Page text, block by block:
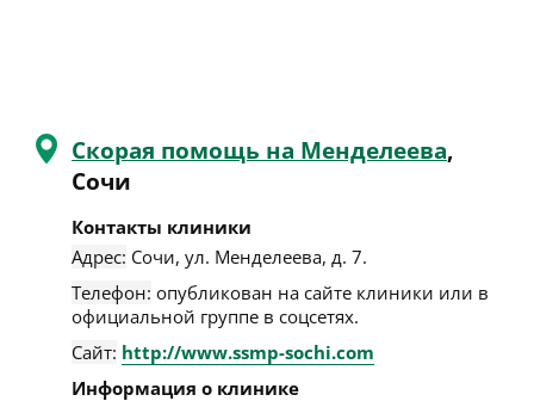
Скорая помощь на Менделеева,
Сочи
Контакты клиники
Адрес: Сочи, ул. Менделеева, д. 7.
Телефон: опубликован на сайте клиники или в
официальной группе в соцсетях.
Сайт: http://www.ssmp-sochi.com
Информация о клинике